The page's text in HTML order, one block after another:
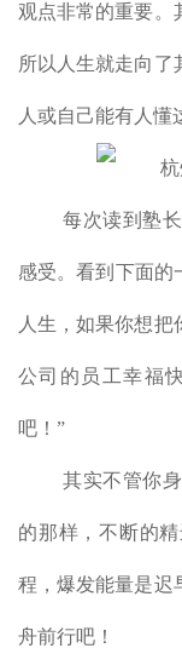
观点非常的重要。
所以人生就走向了
人或自己能有人懂
每次读到塾
感受。看到下面的
人生，如果你想
公司的员工幸福
吧！”
其实不管你
的那样，不断的
程，爆发能量是迟
舟前行吧！